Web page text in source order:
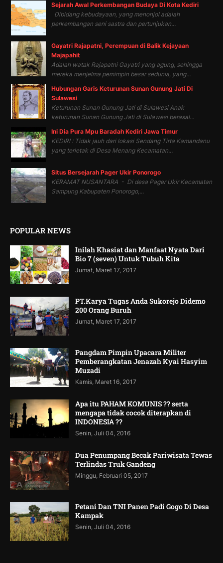
Sejarah Awal Perkembangan Budaya Di Kota Kediri
Dibidang kebudayaan, yang menonjol adalah
perkembangan seni sastra dan pertunjukan...
Gayatri Rajapatni, Perempuan di Balik Kejayaan
Majapahit
Adalah watak Rajapatni Gayatri yang agung, sehingga
mereka menjelma pemimpin besar sedunia, yang...
Hubungan Garis Keturunan Sunan Gunung Jati Di
Sulawesi
Keturunan Sunan Gunung Jati di Sulawesi Anak
keturunan Sunan Gunung Jati di Sulawesi berasal...
Ini Dia Pura Mpu Baradah Kediri Jawa Timur
KEDIRI : Tidak jauh dari lokasi Sendang Tirta Kamandanu
yang terletak di Desa Menang Kecamatan...
Situs Bersejarah Pager Ukir Ponorogo
KERAMAT NUSANTARA - Di desa Pager Ukir Kecamatan
Sampung Kabupaten Ponorogo,...
POPULAR NEWS
Inilah Khasiat dan Manfaat Nyata Dari
Bio 7 (seven) Untuk Tubuh Kita
Jumat, Maret 17, 2017
PT.Karya Tugas Anda Sukorejo Didemo
200 Orang Buruh
Jumat, Maret 17, 2017
Pangdam Pimpin Upacara Militer
Pemberangkatan Jenazah Kyai Hasyim
Muzadi
Kamis, Maret 16, 2017
Apa itu PAHAM KOMUNIS ?? serta
mengapa tidak cocok diterapkan di
INDONESIA ??
Senin, Juli 04, 2016
Dua Penumpang Becak Pariwisata Tewas
Terlindas Truk Gandeng
Minggu, Februari 05, 2017
Petani Dan TNI Panen Padi Gogo Di Desa
Kampak
Senin, Juli 04, 2016